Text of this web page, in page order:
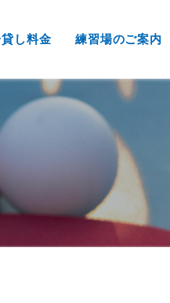
し料金 練習場のご案内
themes/original/